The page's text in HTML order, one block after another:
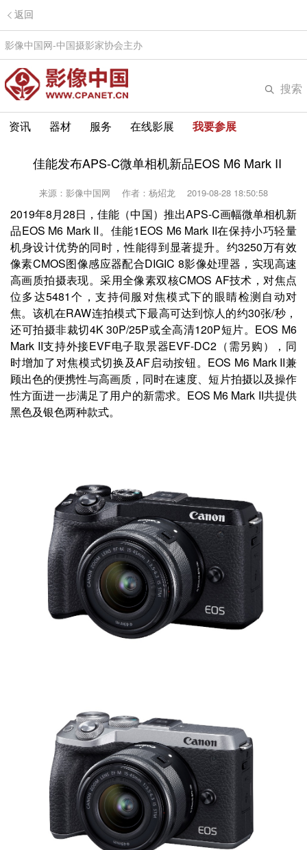
返回
影像中国网-中国摄影家协会主办
搜索
资讯 器材 服务 在线影展 我要参展
佳能发布APS-C微单相机新品EOS M6 Mark II
来源：影像中国网 作者：杨炤龙 2019-08-28 18:50:58
2019年8月28日，佳能（中国）推出APS-C画幅微单相机新
品EOS M6 Mark II。佳能1EOS M6 Mark II在保持小巧轻量
机身设计优势的同时，性能得到显著提升。约3250万有效
像素CMOS图像感应器配合DIGIC 8影像处理器，实现高速
高画质拍摄表现。采用全像素双核CMOS AF技术，对焦点
位多达5481个，支持伺服对焦模式下的眼睛检测自动对
焦。该机在RAW连拍模式下最高可达到惊人的约30张/秒，
还可拍摄非裁切4K 30P/25P或全高清120P短片。EOS M6
Mark II支持外接EVF电子取景器EVF-DC2（需另购），同
时增加了对焦模式切换及AF启动按钮。EOS M6 Mark II兼
顾出色的便携性与高画质，同时在速度、短片拍摄以及操作
性方面进一步满足了用户的新需求。EOS M6 Mark II共提供
黑色及银色两种款式。